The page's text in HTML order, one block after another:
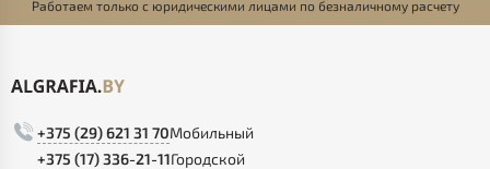
Работаем только с юридическими лицами по безналичному расчету
+375 (29) 621 31 70Мобильный
+375 (17) 336-21-11Городской